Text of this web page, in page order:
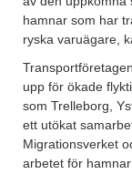
hamnar som har
ryska varuägare,
upp för ökade
som Trelleborg,
ett utökat
Migrationsverket
arbetet för